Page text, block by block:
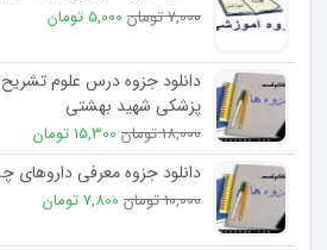
7,000 تومان 5,000 تومان
دانلود جزوه درس علوم
پزشکی شهید بهشتی
18,000 تومان 15,300 تومان
دانلود جزوه معرفی
10,000 تومان 7,800 تومان